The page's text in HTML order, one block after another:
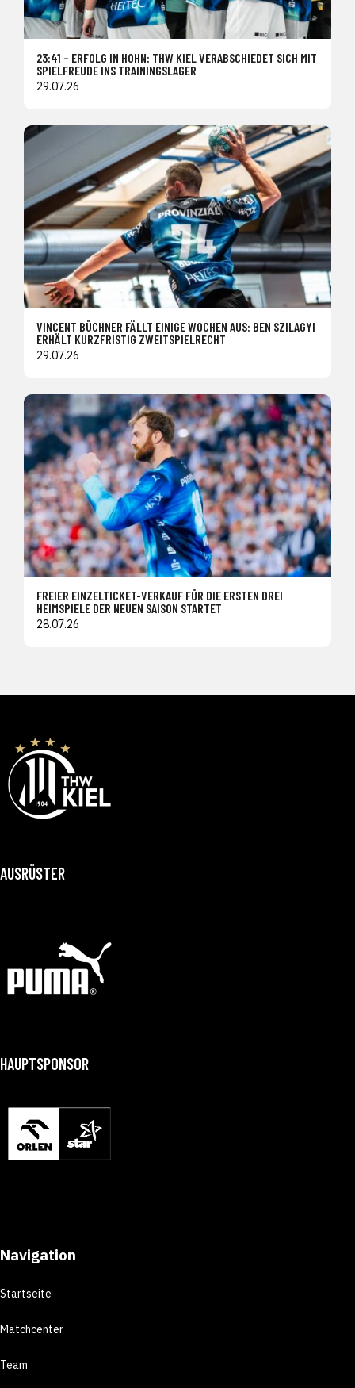
23:41 – ERFOLG IN HOHN: THW KIEL VERABSCHIEDET SICH MIT
SPIELFREUDE INS TRAININGSLAGER
29.07.26
VINCENT BÜCHNER FÄLLT EINIGE WOCHEN AUS: BEN SZILAGYI
ERHÄLT KURZFRISTIG ZWEITSPIELRECHT
29.07.26
FREIER EINZELTICKET-VERKAUF FÜR DIE ERSTEN DREI
HEIMSPIELE DER NEUEN SAISON STARTET
28.07.26
AUSRÜSTER
HAUPTSPONSOR
Navigation
Startseite
Matchcenter
Team